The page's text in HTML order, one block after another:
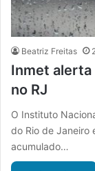
Beatriz Freitas
Inmet
no RJ
O Instituto
do Rio de Janeiro
acumulado…